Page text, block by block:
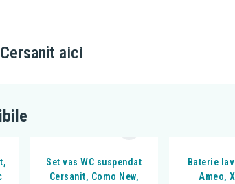
Cersanit aici
Set vas WC suspendat
Cersanit, Como New,
Baterie
Ameo,